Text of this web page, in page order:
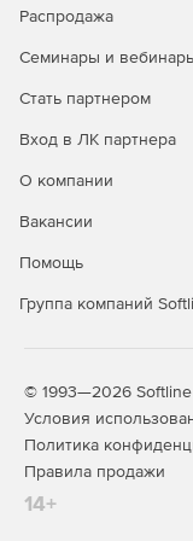
стоимости
безопасности
Действия с
строительных
нормативных
возможность
поддержка
безопасности
операции);
Распродажа
Семинары и
Стать партнером
Вход в ЛК партнера
О компании
Вакансии
Помощь
Группа компаний
© 1993—2026 Softline
Условия
Политика
Правила продажи
14+